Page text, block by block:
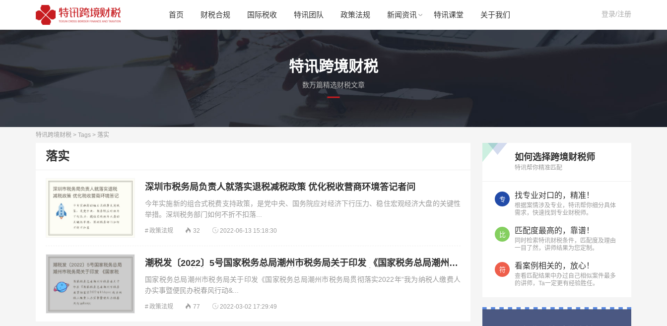
首页 财税合规 国际税收 特讯团队 政策法规 新闻资讯 特讯课堂 关于我们 登录/注册
特讯跨境财税
数万篇精选财税文章
特讯跨境财税 > Tags > 落实
落实
深圳市税务局负责人就落实退税减税政策 优化税收营商环境答记者问
今年实施新的组合式税费支持政策，是党中央、国务院应对经济下行压力、稳住宏观经济大盘的关键性
举措。深圳税务部门如何不折不扣落...
政策法规 32 2022-06-13 15:18:30
潮税发〔2022〕5号国家税务总局潮州市税务局关于印发 《国家税务总局潮州市
案》的通知
国家税务总局潮州市税务局关于印发《国家税务总局潮州市税务局贯彻落实2022年“我为纳税人缴费人
办实事暨便民办税春风行动&...
政策法规 77 2022-03-02 17:29:49
如何选择跨境财税师
特讯帮你精准匹配
专 找专业对口的，精准！
根据案情涉及专业，特讯帮你细分具体
需求，快速找到专业财税师。
比 匹配度最高的，靠谱！
同时检索特讯财税条件，匹配度及理由
一目了然，讲师结果为您定制。
符 看案例相关的，放心！
查看匹配结果中办过自己相似案件最多
的讲师，Ta一定更有经验胜任。